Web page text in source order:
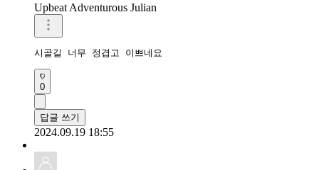
Upbeat Adventurous Julian
시골길 너무 정겹고 이쁘네요
0
답글 쓰기
2024.09.19 18:55